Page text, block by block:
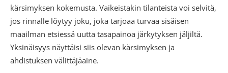
kärsimyksen kokemusta. Vaikeistakin tilanteista voi selvitä,
jos rinnalle löytyy joku, joka tarjoaa turvaa sisäisen
maailman etsiessä uutta tasapainoa järkytyksen jäljiltä.
Yksinäisyys näyttäisi siis olevan kärsimyksen ja
ahdistuksen välittäjäaine.